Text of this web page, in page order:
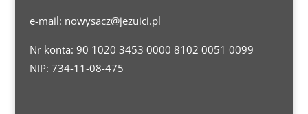
e-mail: nowysacz@jezuici.pl
Nr konta: 90 1020 3453 0000 8102 0051 0099
NIP: 734-11-08-475